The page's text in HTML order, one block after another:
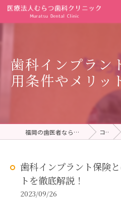
歯科インプラン
用条件やメリッ
福岡の歯医者ならむらつ歯科クリニック コラム
歯科インプラント保険
トを徹底解説！
2023/09/26